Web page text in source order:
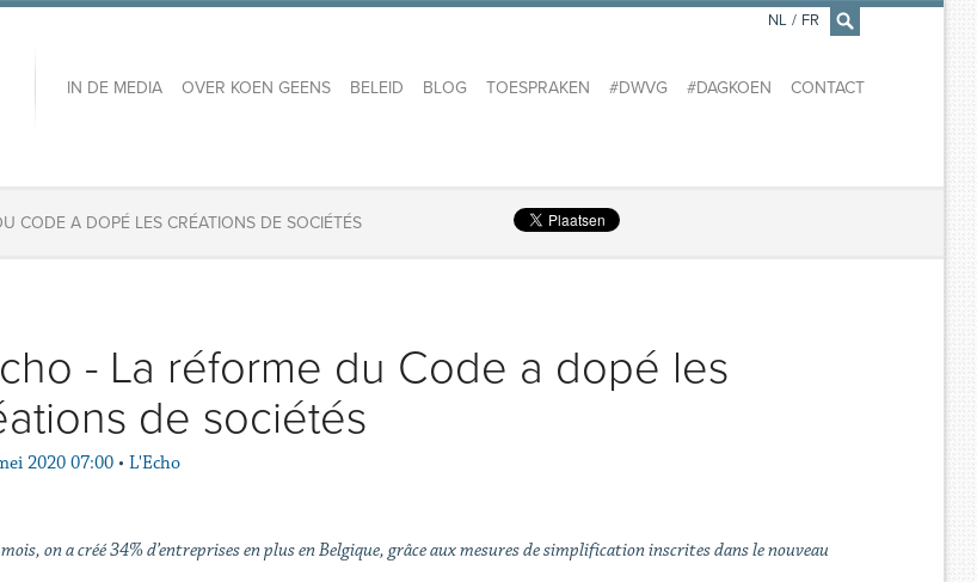
×
IN DE MEDIA OVER KOEN GEENS BELEID BLOG TOESPRAKEN #DWVG #DAGKOEN CONTACT
NL / FR
CODE A DOPÉ LES CRÉATIONS DE SOCIÉTÉS
- La réforme du Code a dopé les
de sociétés
2020 07:00 • L'Echo
on a créé 34% d’entreprises en plus en Belgique, grâce aux mesures de simplification inscrites dans le nouveau